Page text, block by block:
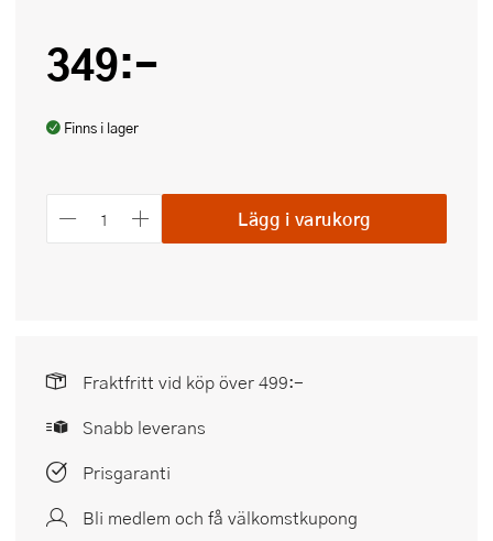
349:-
Finns i lager
Lägg i varukorg
Fraktfritt vid köp över 499:-
Snabb leverans
Prisgaranti
Bli medlem och få välkomstkupong